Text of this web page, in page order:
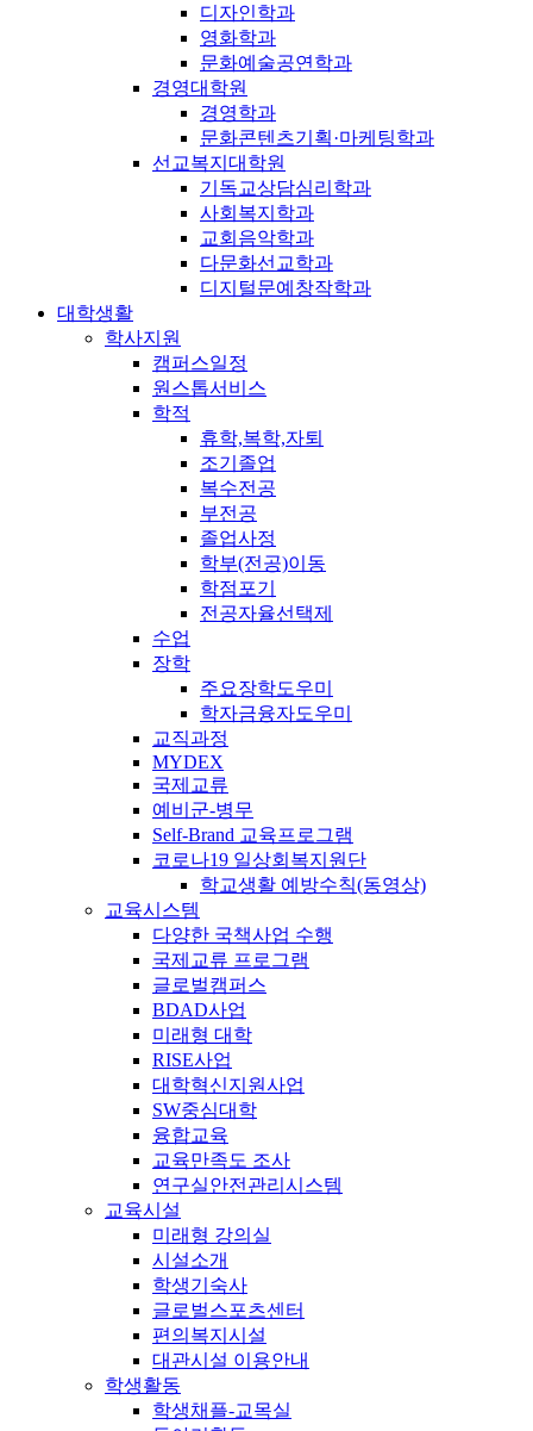
디자인학과
영화학과
문화예술공연학과
경영대학원
경영학과
문화콘텐츠기획·마케팅학과
선교복지대학원
기독교상담심리학과
사회복지학과
교회음악학과
다문화선교학과
디지털문예창작학과
대학생활
학사지원
캠퍼스일정
원스톱서비스
학적
휴학,복학,자퇴
조기졸업
복수전공
부전공
졸업사정
학부(전공)이동
학점포기
전공자율선택제
수업
장학
주요장학도우미
학자금융자도우미
교직과정
MYDEX
국제교류
예비군-병무
Self-Brand 교육프로그램
코로나19 일상회복지원단
학교생활 예방수칙(동영상)
교육시스템
다양한 국책사업 수행
국제교류 프로그램
글로벌캠퍼스
BDAD사업
미래형 대학
RISE사업
대학혁신지원사업
SW중심대학
융합교육
교육만족도 조사
연구실안전관리시스템
교육시설
미래형 강의실
시설소개
학생기숙사
글로벌스포츠센터
편의복지시설
대관시설 이용안내
학생활동
학생채플-교목실